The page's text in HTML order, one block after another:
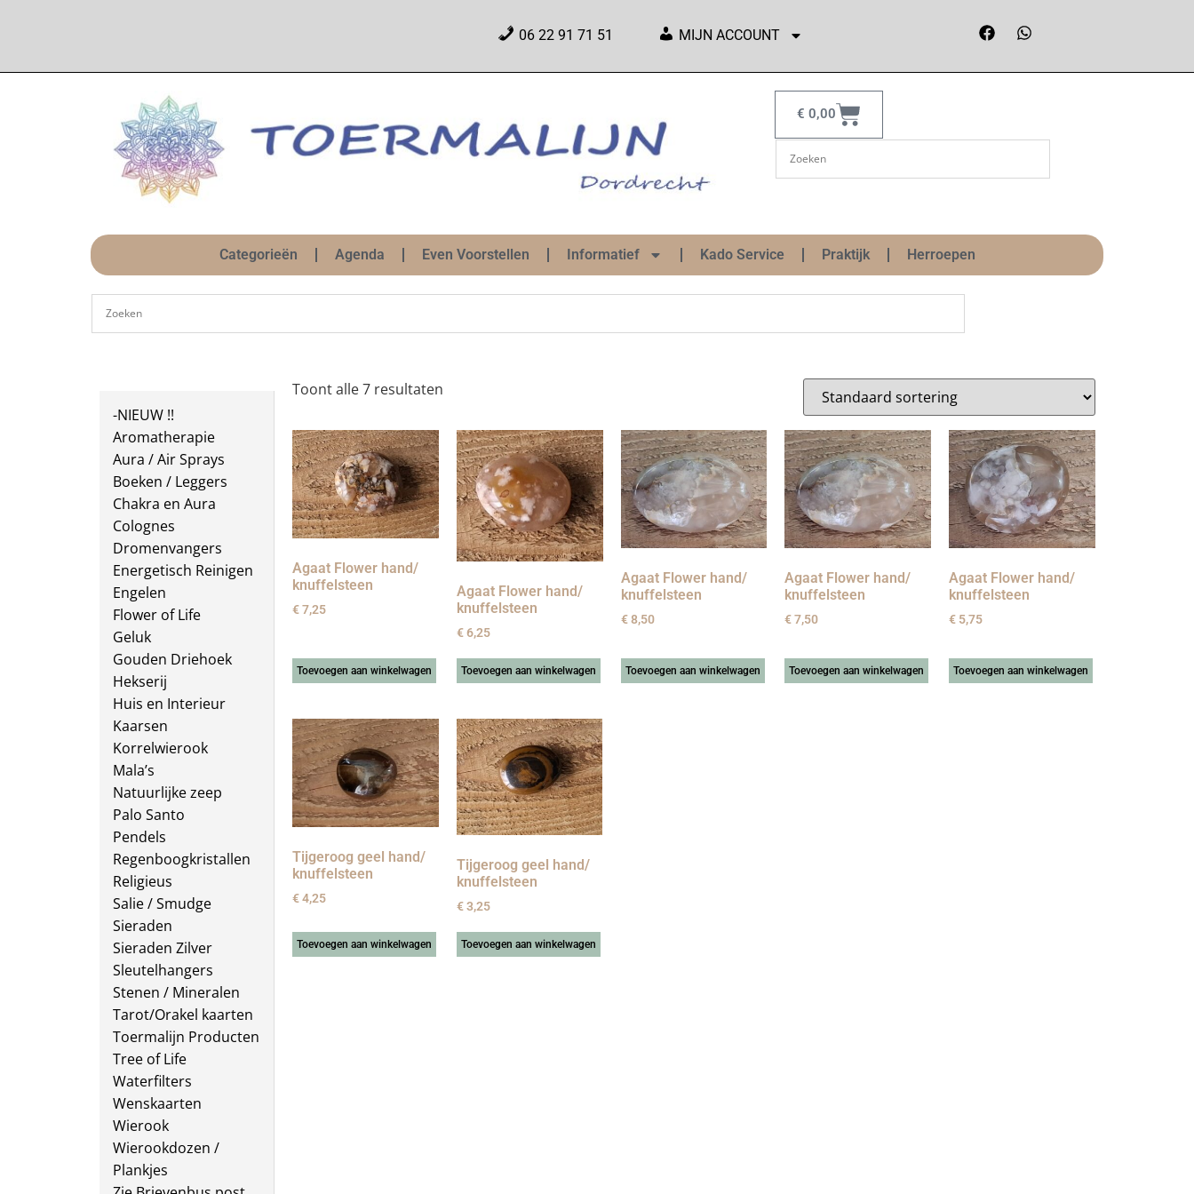
06 22 91 71 51 MIJN ACCOUNT
€ 0,00
Categorieën Agenda Even Voorstellen Informatief Kado Service Praktijk Herroepen
-NIEUW !!
Aromatherapie
Aura / Air Sprays
Boeken / Leggers
Chakra en Aura
Colognes
Dromenvangers
Energetisch Reinigen
Engelen
Flower of Life
Geluk
Gouden Driehoek
Hekserij
Huis en Interieur
Kaarsen
Korrelwierook
Mala’s
Natuurlijke zeep
Palo Santo
Pendels
Regenboogkristallen
Religieus
Salie / Smudge
Sieraden
Sieraden Zilver
Sleutelhangers
Stenen / Mineralen
Tarot/Orakel kaarten
Toermalijn Producten
Tree of Life
Waterfilters
Wenskaarten
Wierook
Wierookdozen /
Plankjes
Toont alle 7 resultaten
Agaat Flower hand/
knuffelsteen
€7,25
Toevoegen aan winkelwagen
Agaat Flower hand/
knuffelsteen
€6,25
Toevoegen aan winkelwagen
Agaat Flower hand/
knuffelsteen
€8,50
Toevoegen aan winkelwagen
Agaat Flower hand/
knuffelsteen
€7,50
Toevoegen aan winkelwagen
Agaat Flower hand/
knuffelsteen
€ 5,75
Toevoegen aan winkelwagen
Tijgeroog geel hand/
knuffelsteen
€4,25
Toevoegen aan winkelwagen
Tijgeroog geel hand/
knuffelsteen
€3,25
Toevoegen aan winkelwagen